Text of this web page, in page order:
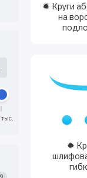
✹ Круги
на
✹